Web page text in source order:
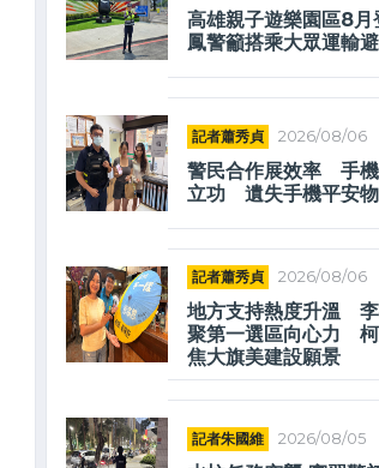
高雄親子遊樂園區8
鳳警籲搭乘大眾運輸
記者蕭秀貞 2026/08/06
警民合作展效率 手
立功 遺失手機平安
記者蕭秀貞 2026/08/06
地方支持熱度升溫
聚第一選區向心力
焦大旗美建設願景
記者朱國維 2026/08/05